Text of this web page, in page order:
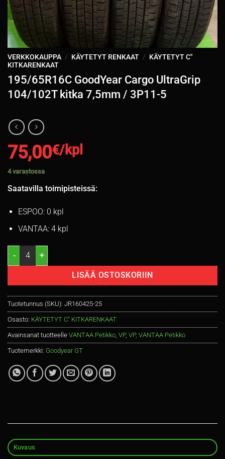
VERKKOKAUPPA / KÄYTETYT RENKAAT / KÄYTETYT C"
KITKARENKAAT
195/65R16C GoodYear Cargo UltraGrip
104/102T kitka 7,5mm / 3P11-5
75,00€/kpl
4 varastossa
Saatavilla toimipisteissä:
ESPOO: 0 kpl
VANTAA: 4 kpl
195/65R16C GoodYear Cargo UltraGrip 104/102T kitka 7,5mm /
LISÄÄ OSTOSKORIIN
Tuotetunnus (SKU): JR160425-25
Osasto: KÄYTETYT C" KITKARENKAAT
Avainsanat tuotteelle VANTAA Petikko VP, VP, VANTAA Petikko
Tuotemerkki: Goodyear GT
Kuvaus